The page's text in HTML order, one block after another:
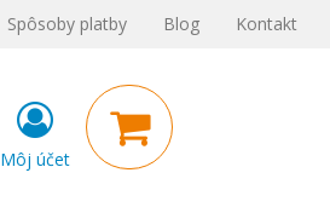
Spôsoby platby Blog Kontakt
Môj účet